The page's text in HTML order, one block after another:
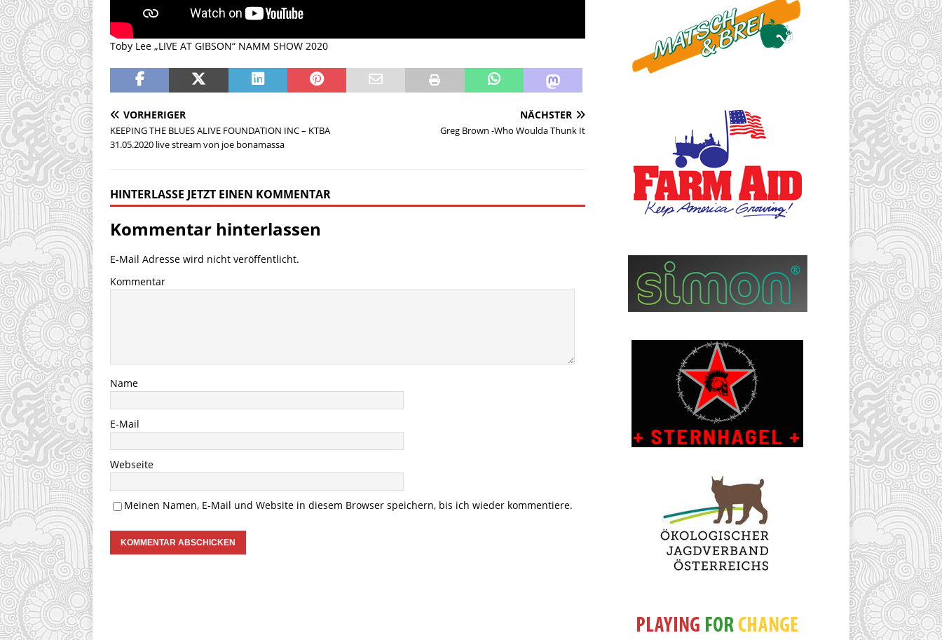
Toby Lee „LIVE AT GIBSON“ NAMM SHOW 2020
VORHERIGER
KEEPING THE BLUES ALIVE FOUNDATION INC – KTBA
31.05.2020 live stream von joe bonamassa
NÄCHSTER
Greg Brown -Who Woulda Thunk It
HINTERLASSE JETZT EINEN KOMMENTAR
Kommentar hinterlassen
E-Mail Adresse wird nicht veröffentlicht.
Kommentar
Name
E-Mail
Webseite
Meinen Namen, E-Mail und Website in diesem Browser speichern, bis ich wieder kommentiere.